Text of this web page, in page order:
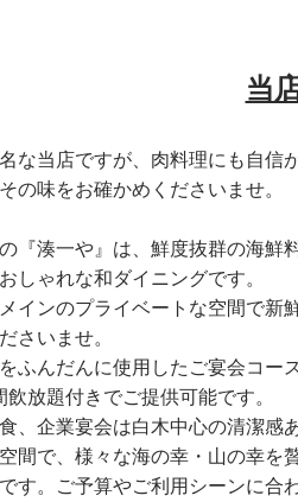
当
な当店ですが、肉料理にも自信
の味をお確かめくださいませ。
『湊一や』は、鮮度抜群の海鮮
しゃれな和ダイニングです。
インのプライベートな空間で新
さいませ。
ふんだんに使用したご宴会コー
飲放題付きでご提供可能です。
、企業宴会は白木中心の清潔感
間で、様々な海の幸・山の幸を
す。ご予算やご利用シーンに合